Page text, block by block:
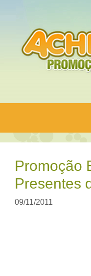
conteúdo
Promoção
Presentes
09/11/2011